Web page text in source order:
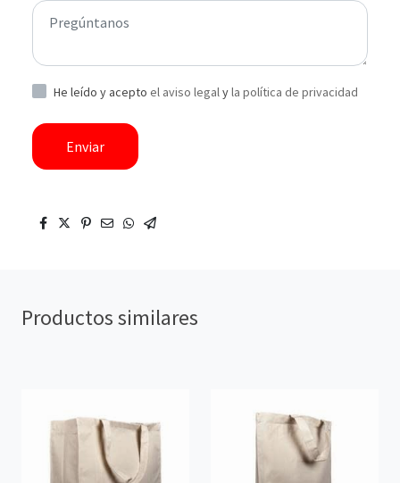
He leído y acepto el aviso legalyla política de privacidad
Enviar
Productos similares